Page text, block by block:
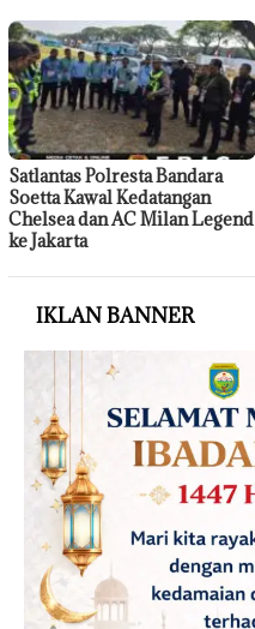
Satlantas Polresta Bandara
Soetta Kawal Kedatangan
Chelsea dan AC Milan Legend
ke Jakarta
IKLAN BANNER